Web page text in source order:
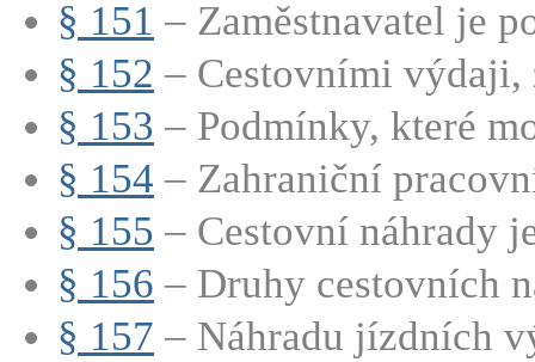
§ 151 – Zaměstnavatel je
§ 152 – Cestovními výdaji,
§ 153 – Podmínky, které
§ 154 – Zahraniční
§ 155 – Cestovní náhrady
§ 156 – Druhy cestovních
§ 157 – Náhradu jízdních